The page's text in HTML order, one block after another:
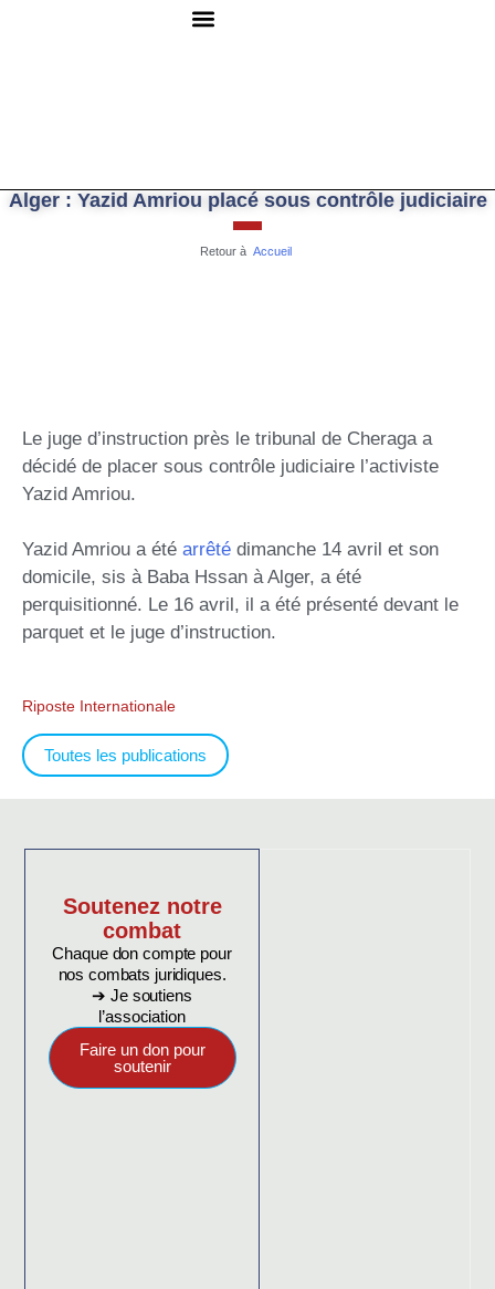
Alger : Yazid Amriou placé sous contrôle judiciaire
Retour à Accueil
Le juge d’instruction près le tribunal de Cheraga a
décidé de placer sous contrôle judiciaire l’activiste
Yazid Amriou.
Yazid Amriou a été arrêté dimanche 14 avril et son
domicile, sis à Baba Hssan à Alger, a été
perquisitionné. Le 16 avril, il a été présenté devant le
parquet et le juge d’instruction.
Riposte Internationale
Toutes les publications
Soutenez notre
combat
Chaque don compte pour
nos combats juridiques.
➔ Je soutiens
l’association
Faire un don pour
soutenir